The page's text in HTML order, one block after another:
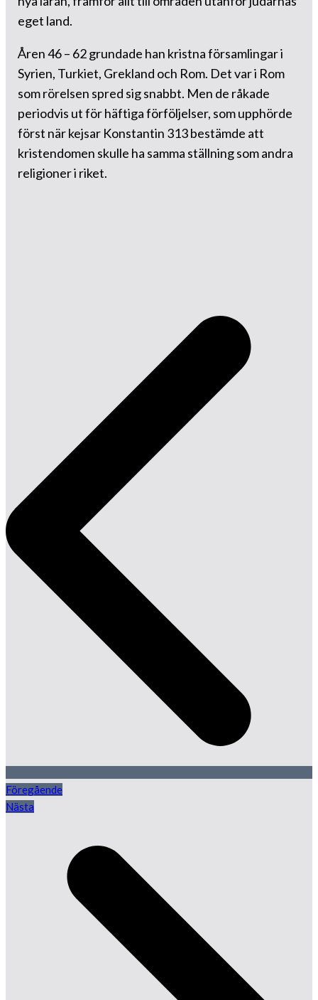
eget land.
Åren 46 – 62 grundade han kristna församlingar i
Syrien, Turkiet, Grekland och Rom. Det var i Rom
som rörelsen spred sig snabbt. Men de råkade
periodvis ut för häftiga förföljelser, som upphörde
först när kejsar Konstantin 313 bestämde att
kristendomen skulle ha samma ställning som andra
religioner i riket.
Föregående
Nästa